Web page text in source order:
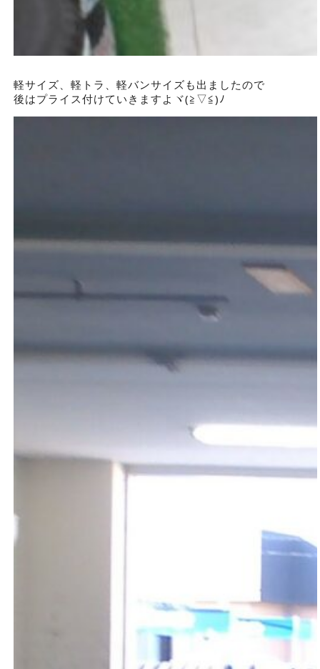
軽サイズ、軽トラ、軽バンサイズも出ましたので
後はプライス付けていきますよヾ(≧▽≦)ﾉ